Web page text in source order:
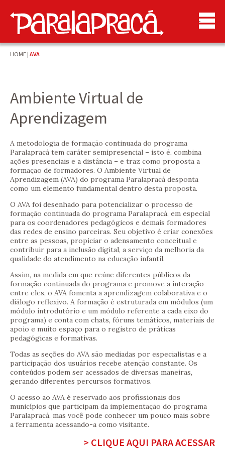
HOME | AVA
Ambiente Virtual de
Aprendizagem
A metodologia de formação continuada do programa
Paralapracá tem caráter semipresencial – isto é, combina
ações presenciais e a distância – e traz como proposta a
formação de formadores. O Ambiente Virtual de
Aprendizagem (AVA) do programa Paralapracá desponta
como um elemento fundamental dentro desta proposta.
O AVA foi desenhado para potencializar o processo de
formação continuada do programa Paralapracá, em especial
para os coordenadores pedagógicos e demais formadores
das redes de ensino parceiras. Seu objetivo é criar conexões
entre as pessoas, propiciar o adensamento conceitual e
contribuir para a inclusão digital, a serviço da melhoria da
qualidade do atendimento na educação infantil.
Assim, na medida em que reúne diferentes públicos da
formação continuada do programa e promove a interação
entre eles, o AVA fomenta a aprendizagem colaborativa e o
diálogo reflexivo. A formação é estruturada em módulos (um
módulo introdutório e um módulo referente a cada eixo do
programa) e conta com chats, fóruns temáticos, materiais de
apoio e muito espaço para o registro de práticas
pedagógicas e formativas.
Todas as seções do AVA são mediadas por especialistas e a
participação dos usuários recebe atenção constante. Os
conteúdos podem ser acessados de diversas maneiras,
gerando diferentes percursos formativos.
O acesso ao AVA é reservado aos profissionais dos
municípios que participam da implementação do programa
Paralapracá, mas você pode conhecer um pouco mais sobre
a ferramenta acessando-a como visitante.
> CLIQUE AQUI PARA ACESSAR